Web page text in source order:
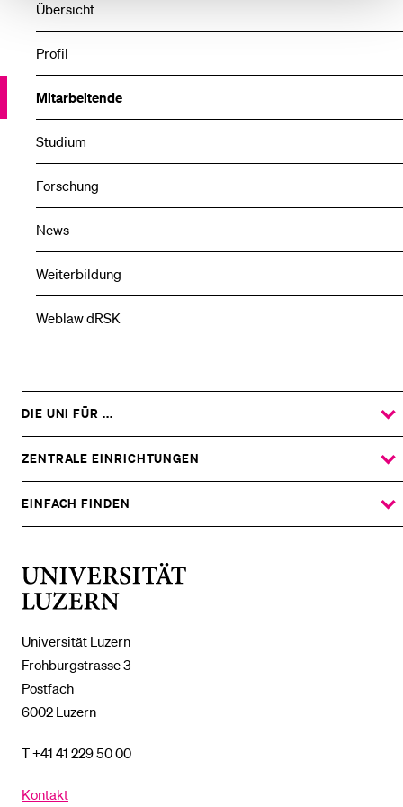
Übersicht
Profil
Mitarbeitende
Studium
Forschung
News
Weiterbildung
Weblaw dRSK
Universität Luzern
Frohburgstrasse 3
Postfach
6002 Luzern
T +41 41 229 50 00
Kontakt
DIE UNI FÜR ...
ZEIGE
DAS
UNTERMENÜ
ZENTRALE EINRICHTUNGEN
ZEIGE
DAS
UNTERMENÜ
EINFACH FINDEN
ZEIGE
DAS